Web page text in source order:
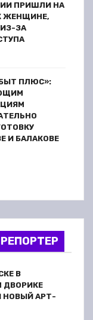
ПРИШЛИ НА
ЖЕНЩИНЕ,
ЗА
ПЛЮС»:
И БАЛАКОВЕ
В
ДВОРИКЕ
НОВЫЙ АРТ-